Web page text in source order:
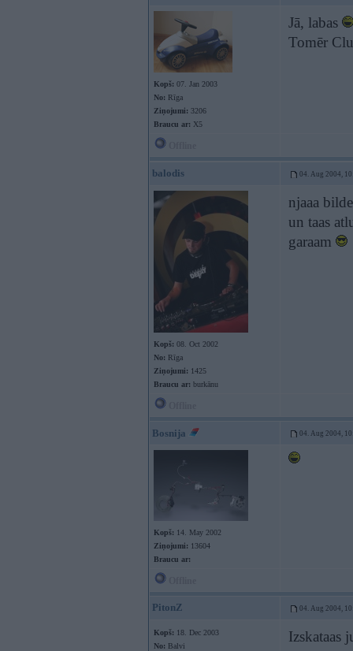
Kopš: 07. Jan 2003
No: Rīga
Ziņojumi: 3206
Braucu ar: X5
Jā, labas
Tomēr
balodis 04. Aug 2004,
Kopš: 08. Oct 2002
No: Rīga
Ziņojumi: 1425
Braucu ar: burkānu
njaaa
un taas
garaam
Bosnija 04. Aug 2004,
Kopš: 14. May 2002
Ziņojumi: 13604
Braucu ar:
PitonZ 04. Aug 2004,
Kopš: 18. Dec 2003
No: Balvi
Izskataas